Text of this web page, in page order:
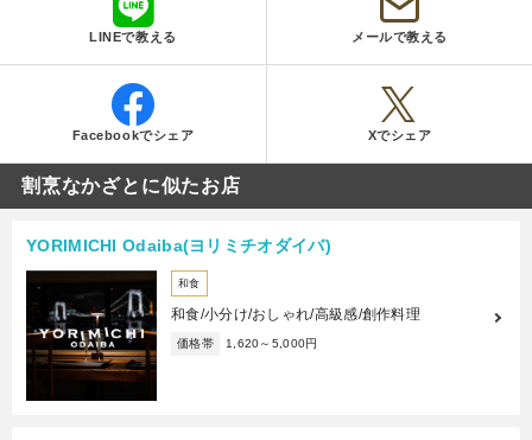
LINEで教える メールで教える
Facebookでシェア Xでシェア
割烹なかざとに似たお店
YORIMICHI Odaiba(ヨリミチオダイバ)
和食
和食/小分け/おしゃれ/高級感/創作料理
価格帯 1,620～5,000円